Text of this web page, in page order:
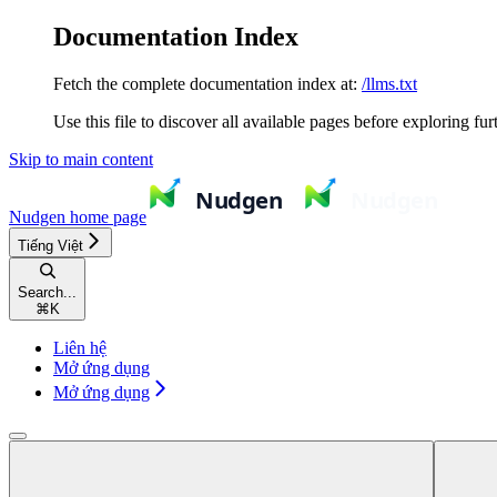
Documentation Index
Fetch the complete documentation index at: /llms.txt
Use this file to discover all available pages before exploring
Skip to main content
Nudgen home page
Tiếng Việt
Search...
⌘ K
Liên hệ
Mở ứng dụng
Mở ứng dụng